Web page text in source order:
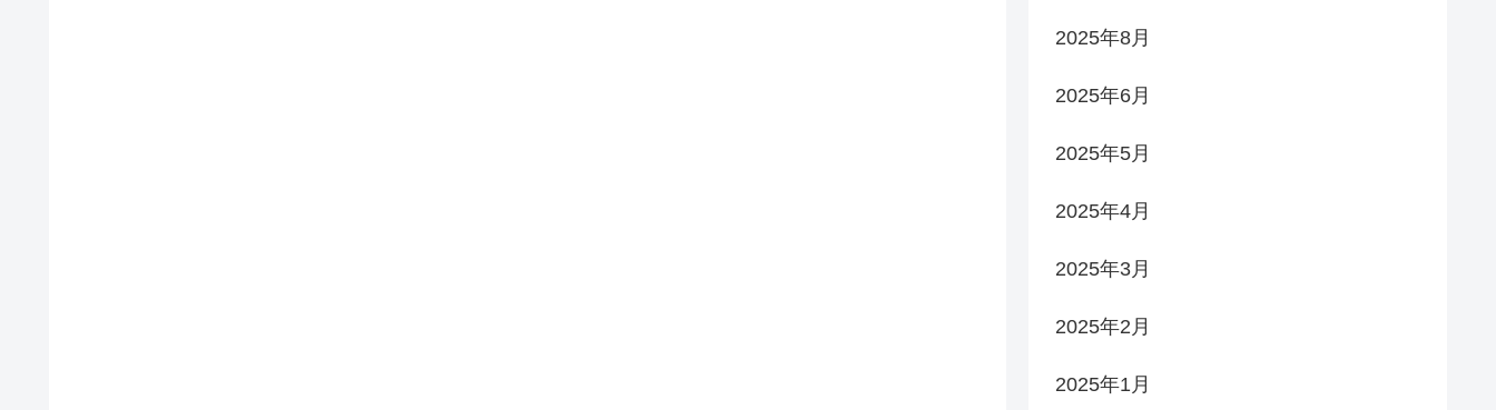
2025年8月
2025年6月
2025年5月
2025年4月
2025年3月
2025年2月
2025年1月